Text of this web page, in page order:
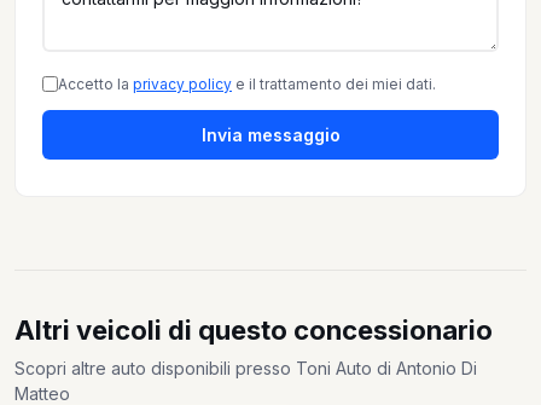
Accetto la privacy policy e il trattamento dei miei dati.
Invia messaggio
Altri veicoli di questo concessionario
Scopri altre auto disponibili presso Toni Auto di Antonio Di
Matteo